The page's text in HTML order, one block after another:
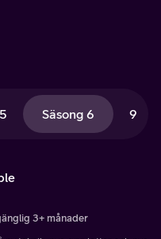
5 Säsong 6 9
3+ månader